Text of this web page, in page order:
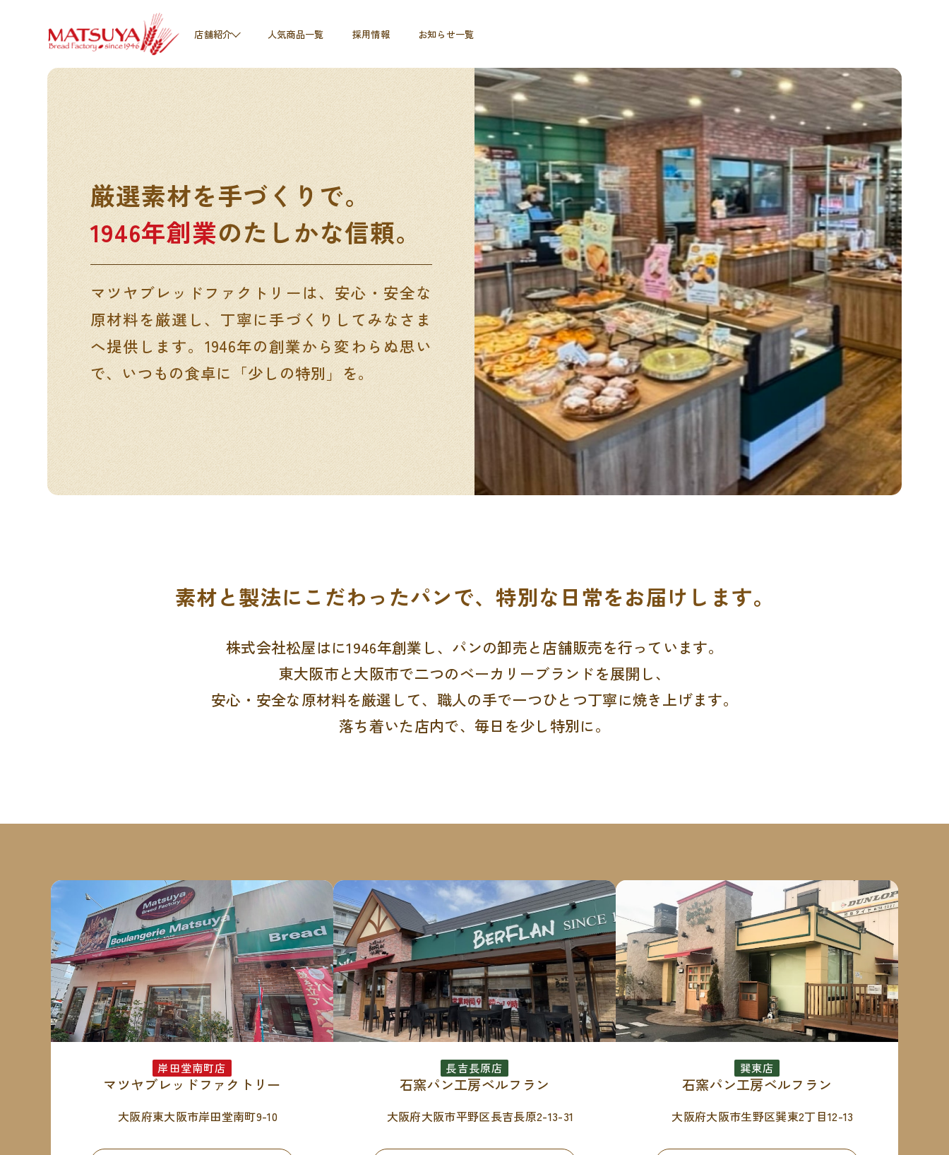
店舗紹介 人気商品一覧 採用情報 お知らせ一覧
厳選素材を手づくりで。
1946年創業のたしかな信頼。
マツヤブレッドファクトリーは、安心・安全な
原材料を厳選し、丁寧に手づくりしてみなさま
へ提供します。1946年の創業から変わらぬ思い
で、いつもの食卓に「少しの特別」を。
素材と製法にこだわったパンで、特別な日常をお届けします。
株式会社松屋はに1946年創業し、パンの卸売と店舗販売を行っています。
東大阪市と大阪市で二つのベーカリーブランドを展開し、
安心・安全な原材料を厳選して、職人の手で一つひとつ丁寧に焼き上げます。
落ち着いた店内で、毎日を少し特別に。
岸田堂南町店
マツヤブレッドファクトリー
大阪府東大阪市岸田堂南町9-10
長吉長原店
石窯パン工房ベルフラン
大阪府大阪市平野区長吉長原2-13-31
巽東店
石窯パン工房ベルフラン
大阪府大阪市生野区巽東2丁目12-13